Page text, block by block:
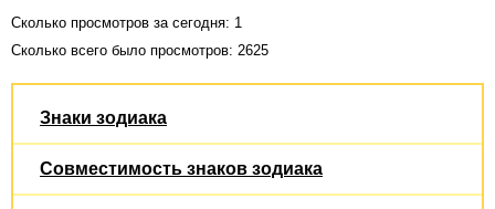
Сколько просмотров за сегодня: 1
Сколько всего было просмотров: 2625
Знаки зодиака
Совместимость знаков зодиака